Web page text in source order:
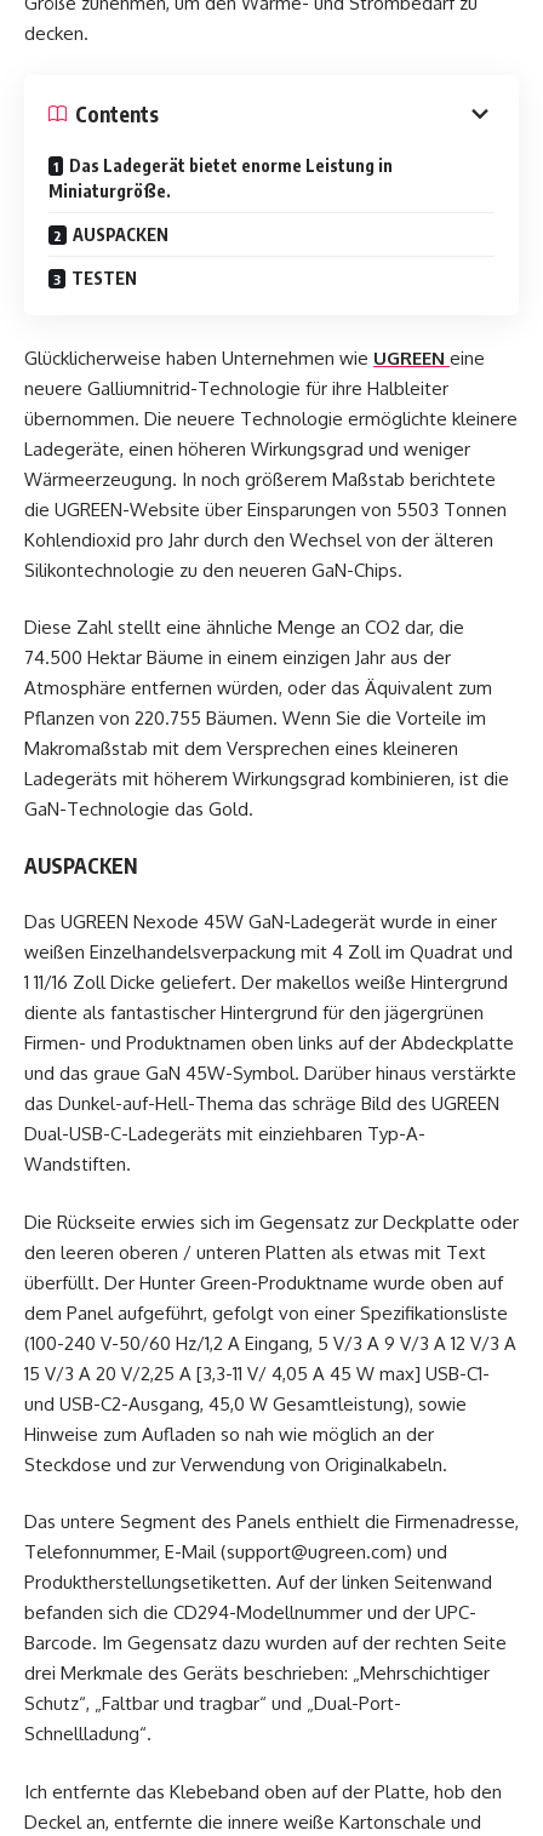
decken.
Contents
Das Ladegerät bietet enorme Leistung in
Miniaturgröße.
AUSPACKEN
TESTEN
Glücklicherweise haben Unternehmen wie UGREEN eine
neuere Galliumnitrid-Technologie für ihre Halbleiter
übernommen. Die neuere Technologie ermöglichte kleinere
Ladegeräte, einen höheren Wirkungsgrad und weniger
Wärmeerzeugung. In noch größerem Maßstab berichtete
die UGREEN-Website über Einsparungen von 5503 Tonnen
Kohlendioxid pro Jahr durch den Wechsel von der älteren
Silikontechnologie zu den neueren GaN-Chips.
Diese Zahl stellt eine ähnliche Menge an CO2 dar, die
74.500 Hektar Bäume in einem einzigen Jahr aus der
Atmosphäre entfernen würden, oder das Äquivalent zum
Pflanzen von 220.755 Bäumen. Wenn Sie die Vorteile im
Makromaßstab mit dem Versprechen eines kleineren
Ladegeräts mit höherem Wirkungsgrad kombinieren, ist die
GaN-Technologie das Gold.
AUSPACKEN
Das UGREEN Nexode 45W GaN-Ladegerät wurde in einer
weißen Einzelhandelsverpackung mit 4 Zoll im Quadrat und
1 11/16 Zoll Dicke geliefert. Der makellos weiße Hintergrund
diente als fantastischer Hintergrund für den jägergrünen
Firmen- und Produktnamen oben links auf der Abdeckplatte
und das graue GaN 45W-Symbol. Darüber hinaus verstärkte
das Dunkel-auf-Hell-Thema das schräge Bild des UGREEN
Dual-USB-C-Ladegeräts mit einziehbaren Typ-A-
Wandstiften.
Die Rückseite erwies sich im Gegensatz zur Deckplatte oder
den leeren oberen / unteren Platten als etwas mit Text
überfüllt. Der Hunter Green-Produktname wurde oben auf
dem Panel aufgeführt, gefolgt von einer Spezifikationsliste
(100-240 V-50/60 Hz/1,2 A Eingang, 5 V/3 A 9 V/3 A 12 V/3 A
15 V/3 A 20 V/2,25 A [3,3-11 V/ 4,05 A 45 W max] USB-C1-
und USB-C2-Ausgang, 45,0 W Gesamtleistung), sowie
Hinweise zum Aufladen so nah wie möglich an der
Steckdose und zur Verwendung von Originalkabeln.
Das untere Segment des Panels enthielt die Firmenadresse,
Telefonnummer, E-Mail (support@ugreen.com) und
Produktherstellungsetiketten. Auf der linken Seitenwand
befanden sich die CD294-Modellnummer und der UPC-
Barcode. Im Gegensatz dazu wurden auf der rechten Seite
drei Merkmale des Geräts beschrieben: „Mehrschichtiger
Schutz“, „Faltbar und tragbar“ und „Dual-Port-
Schnellladung“.
Ich entfernte das Klebeband oben auf der Platte, hob den
Deckel an, entfernte die innere weiße Kartonschale und